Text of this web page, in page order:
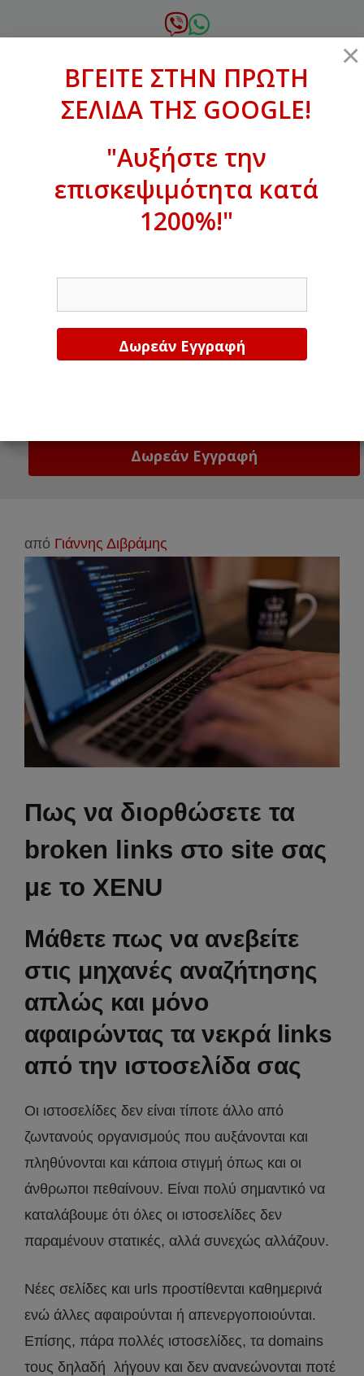
σε
xanthogenous@gmail.com
ΒΓΕΙΤΕ ΣΤΗΝ ΠΡΩΤΗ ΣΕΛΙΔΑ ΤΗΣ
GOOGLE!
από Γιάννης Διβράμης
Πως να διορθώσετε τα
broken links στο site σας
με το XENU
Μάθετε πως να ανεβείτε
στις μηχανές αναζήτησης
απλώς και μόνο
αφαιρώντας τα νεκρά links
από την ιστοσελίδα σας
Οι ιστοσελίδες δεν είναι τίποτε άλλο από
ζωντανούς οργανισμούς που αυξάνονται και
πληθύνονται και κάποια στιγμή όπως και οι
άνθρωποι πεθαίνουν. Είναι πολύ σημαντικό να
καταλάβουμε ότι όλες οι ιστοσελίδες δεν
παραμένουν στατικές, αλλά συνεχώς αλλάζουν.
Νέες σελίδες και urls προστίθενται καθημερινά
ενώ άλλες αφαιρούνται ή απενεργοποιούνται.
Επίσης, πάρα πολλές ιστοσελίδες, τα domains
τους δηλαδή λήγουν και δεν ανανεώνονται ποτέ
×
ΒΓΕΙΤΕ ΣΤΗΝ ΠΡΩΤΗ
ΣΕΛΙΔΑ ΤΗΣ GOOGLE!
"Αυξήστε την
επισκεψιμότητα κατά
1200%!"